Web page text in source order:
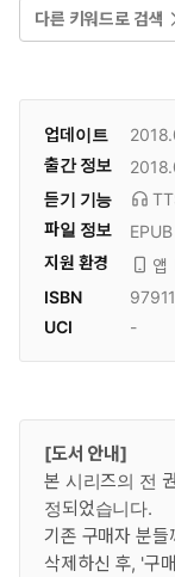
다른 키워드로 검색
업데이트
출간 정보
듣기 기능
파일 정보
EPUB
지원 환경
앱
ISBN
UCI
-
[도서 안내]
본 시리즈의 전
정되었습니다.
기존 구매자 분들
삭제하신 후, '구